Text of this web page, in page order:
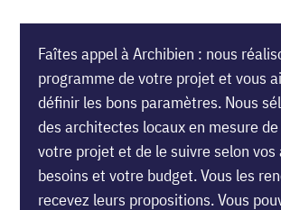
Faîtes appel à Archibien : nous
programme de votre projet et vous
définir les bons paramètres. Nous
des architectes locaux en mesure
votre projet et de le suivre selon
besoins et votre budget. Vous les
recevez leurs propositions. Vous